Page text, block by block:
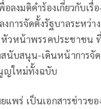
ลงมติคำร้องเกี่ยวกับเรื่
การจัดตั้งรัฐบาลระหว่
หน้าพรรคประชาชน
บสนุน-เดินหน้าการจั
ญใหม่ทั้งฉบับ
แพร่ เป็นเอกสารข่าวข